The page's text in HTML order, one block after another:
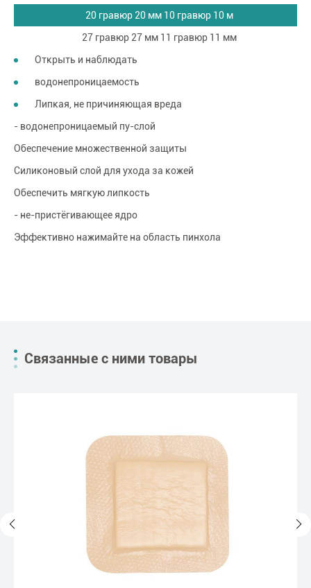
20 гравюр 20 мм 10 гравюр 10 м
27 гравюр 27 мм 11 гравюр 11 мм
Открыть и наблюдать
водонепроницаемость
Липкая, не причиняющая вреда
- водонепроницаемый пу-слой
Обеспечение множественной защиты
Силиконовый слой для ухода за кожей
Обеспечить мягкую липкость
- не-пристёгивающее ядро
Эффективно нажимайте на область пинхола
Связанные с ними товары